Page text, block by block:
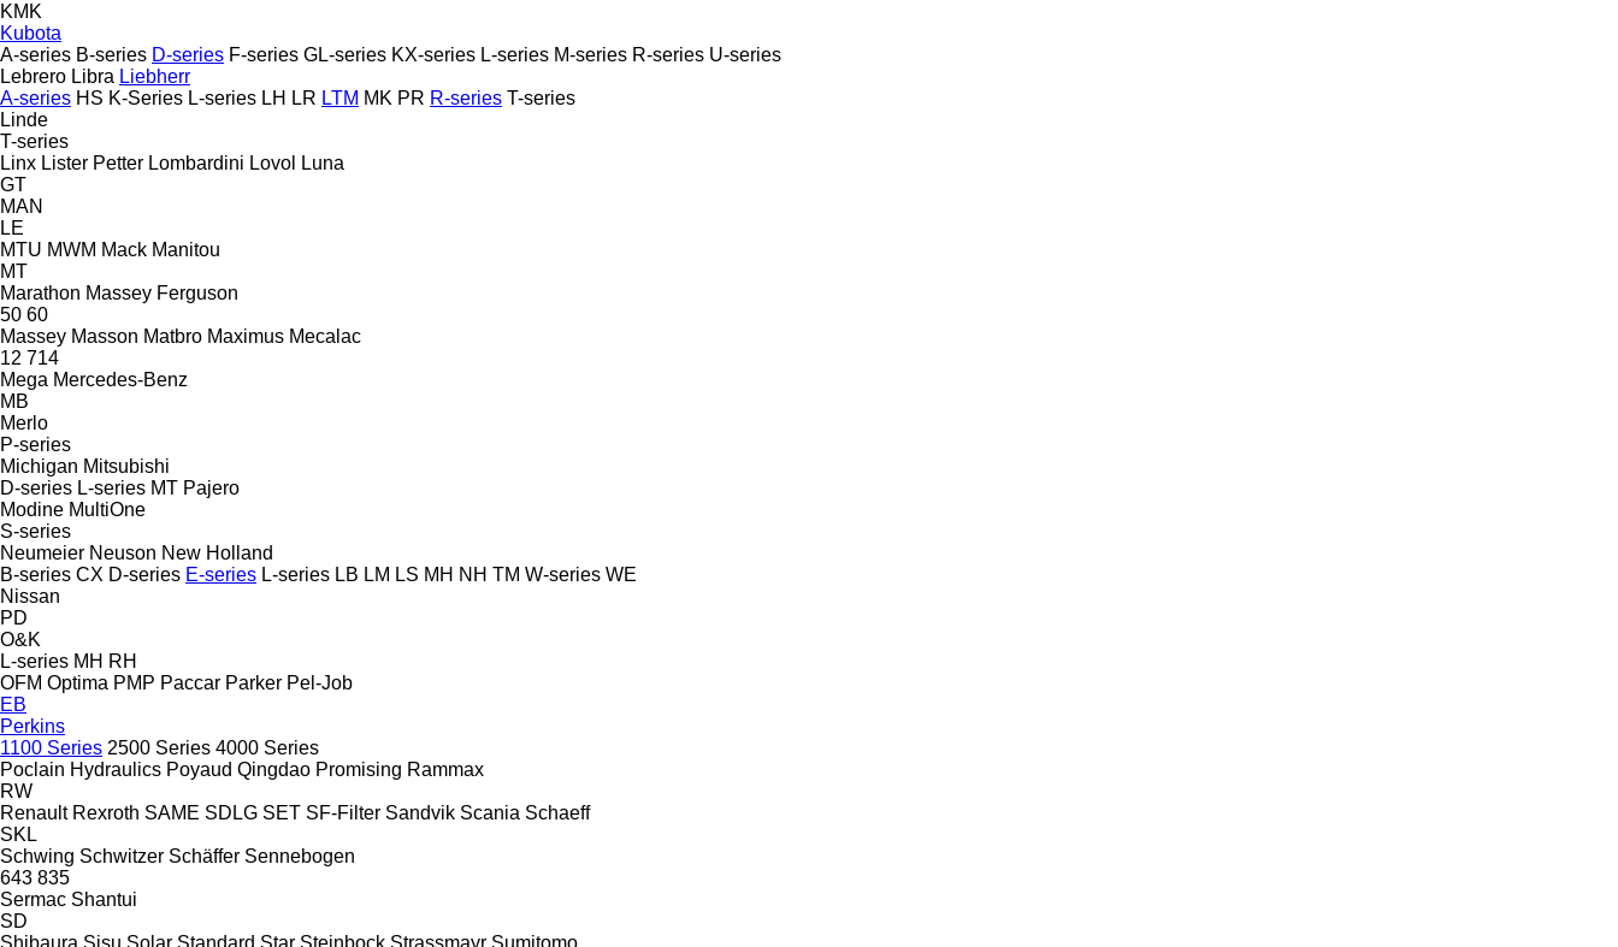
KMK
Kubota
A-series B-series D-series F-series GL-series KX-series L-series M-series R-series U-series
Lebrero Libra Liebherr
A-series HS K-Series L-series LH LR LTM MK PR R-series T-series
Linde
T-series
Linx Lister Petter Lombardini Lovol
Luna
GT
MAN
LE
MTU MWM Mack Manitou
MT
Marathon Massey Ferguson
50 60
Massey Masson Matbro Maximus Mecalac
12 714
Mega Mercedes-Benz
MB
Merlo
P-series
Michigan Mitsubishi
D-series L-series MT Pajero
Modine MultiOne
S-series
Neumeier Neuson New Holland
B-series CX D-series E-series L-series LB LM LS MH NH TM W-series WE
Nissan
PD
O&K
L-series MH RH
OFM Optima PMP Paccar Parker Pel-Job
EB
Perkins
1100 Series 2500 Series 4000 Series
Poclain Hydraulics Poyaud Qingdao Promising Rammax
RW
Renault Rexroth SAME SDLG SET SF-Filter Sandvik Scania Schaeff
SKL
Schwing Schwitzer Schäffer Sennebogen
643 835
Sermac Shantui
SD
Shibaura Sisu Solar Standard Star Steinbock Strassmayr Sumitomo